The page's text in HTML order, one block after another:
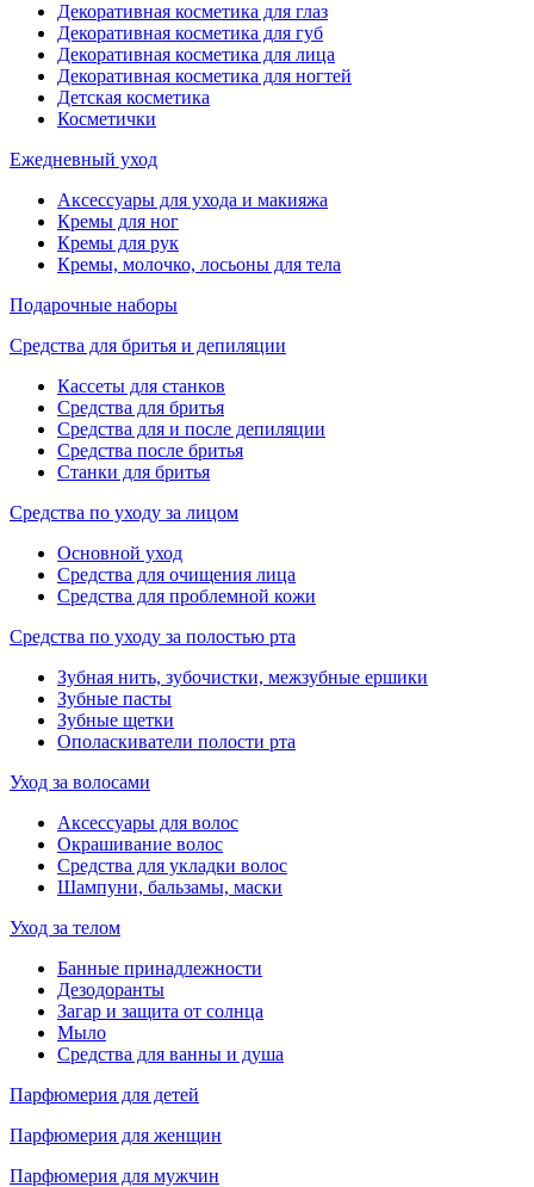
Декоративная косметика для глаз
Декоративная косметика для губ
Декоративная косметика для лица
Декоративная косметика для ногтей
Детская косметика
Косметички
Ежедневный уход
Аксессуары для ухода и макияжа
Кремы для ног
Кремы для рук
Кремы, молочко, лосьоны для тела
Подарочные наборы
Средства для бритья и депиляции
Кассеты для станков
Средства для бритья
Средства для и после депиляции
Средства после бритья
Станки для бритья
Средства по уходу за лицом
Основной уход
Средства для очищения лица
Средства для проблемной кожи
Средства по уходу за полостью рта
Зубная нить, зубочистки, межзубные ершики
Зубные пасты
Зубные щетки
Ополаскиватели полости рта
Уход за волосами
Аксессуары для волос
Окрашивание волос
Средства для укладки волос
Шампуни, бальзамы, маски
Уход за телом
Банные принадлежности
Дезодоранты
Загар и защита от солнца
Мыло
Средства для ванны и душа
Парфюмерия для детей
Парфюмерия для женщин
Парфюмерия для мужчин